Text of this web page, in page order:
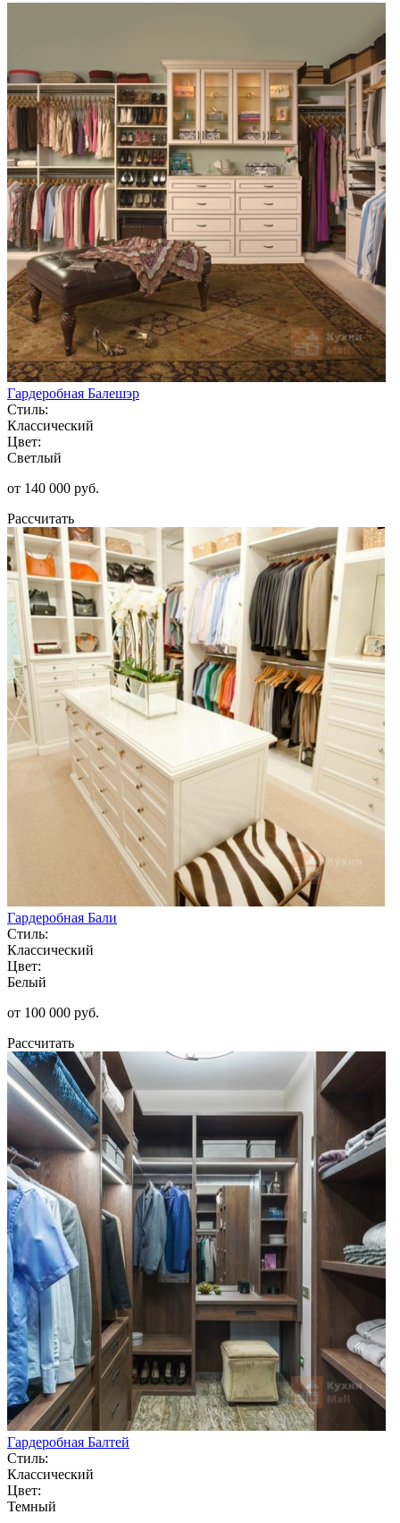
Гардеробная Балешэр
Стиль:
Классический
Цвет:
Светлый
от 140 000 руб.
Рассчитать
Гардеробная Бали
Стиль:
Классический
Цвет:
Белый
от 100 000 руб.
Рассчитать
Гардеробная Балтей
Стиль:
Классический
Цвет:
Темный